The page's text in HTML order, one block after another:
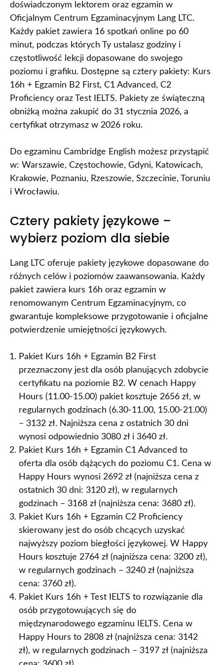
doświadczonym lektorem oraz egzamin w
Oficjalnym Centrum Egzaminacyjnym Lang LTC.
Każdy pakiet zawiera 16 spotkań online po 60
minut, podczas których Ty ustalasz godziny i
częstotliwość lekcji dopasowane do swojego
poziomu i grafiku. Dostępne są cztery pakiety: Kurs
16h + Egzamin B2 First, C1 Advanced, C2
Proficiency oraz Test IELTS. Pakiety ze świąteczną
obniżką można zakupić do 31 stycznia 2026, a
certyfikat otrzymasz w 2026 roku.
Do egzaminu Cambridge English możesz przystąpić
w: Warszawie, Częstochowie, Gdyni, Katowicach,
Krakowie, Poznaniu, Rzeszowie, Szczecinie, Toruniu
i Wrocławiu.
Cztery pakiety językowe –
wybierz poziom dla siebie
Lang LTC oferuje pakiety językowe dopasowane do
różnych celów i poziomów zaawansowania. Każdy
pakiet zawiera kurs 16h oraz egzamin w
renomowanym Centrum Egzaminacyjnym, co
gwarantuje kompleksowe przygotowanie i oficjalne
potwierdzenie umiejętności językowych.
Pakiet Kurs 16h + Egzamin B2 First
przeznaczony jest dla osób planujących zdobycie
certyfikatu na poziomie B2. W cenach Happy
Hours (11.00-15.00) pakiet kosztuje 2656 zł, w
regularnych godzinach (6.30-11.00, 15.00-21.00)
– 3132 zł. Najniższa cena z ostatnich 30 dni
wynosi odpowiednio 3080 zł i 3640 zł.
Pakiet Kurs 16h + Egzamin C1 Advanced to
oferta dla osób dążących do poziomu C1. Cena w
Happy Hours wynosi 2692 zł (najniższa cena z
ostatnich 30 dni: 3120 zł), w regularnych
godzinach – 3168 zł (najniższa cena: 3680 zł).
Pakiet Kurs 16h + Egzamin C2 Proficiency
skierowany jest do osób chcących uzyskać
najwyższy poziom biegłości językowej. W Happy
Hours kosztuje 2764 zł (najniższa cena: 3200 zł),
w regularnych godzinach – 3240 zł (najniższa
cena: 3760 zł).
Pakiet Kurs 16h + Test IELTS to rozwiązanie dla
osób przygotowujących się do
międzynarodowego egzaminu IELTS. Cena w
Happy Hours to 2808 zł (najniższa cena: 3142
zł), w regularnych godzinach – 3197 zł (najniższa